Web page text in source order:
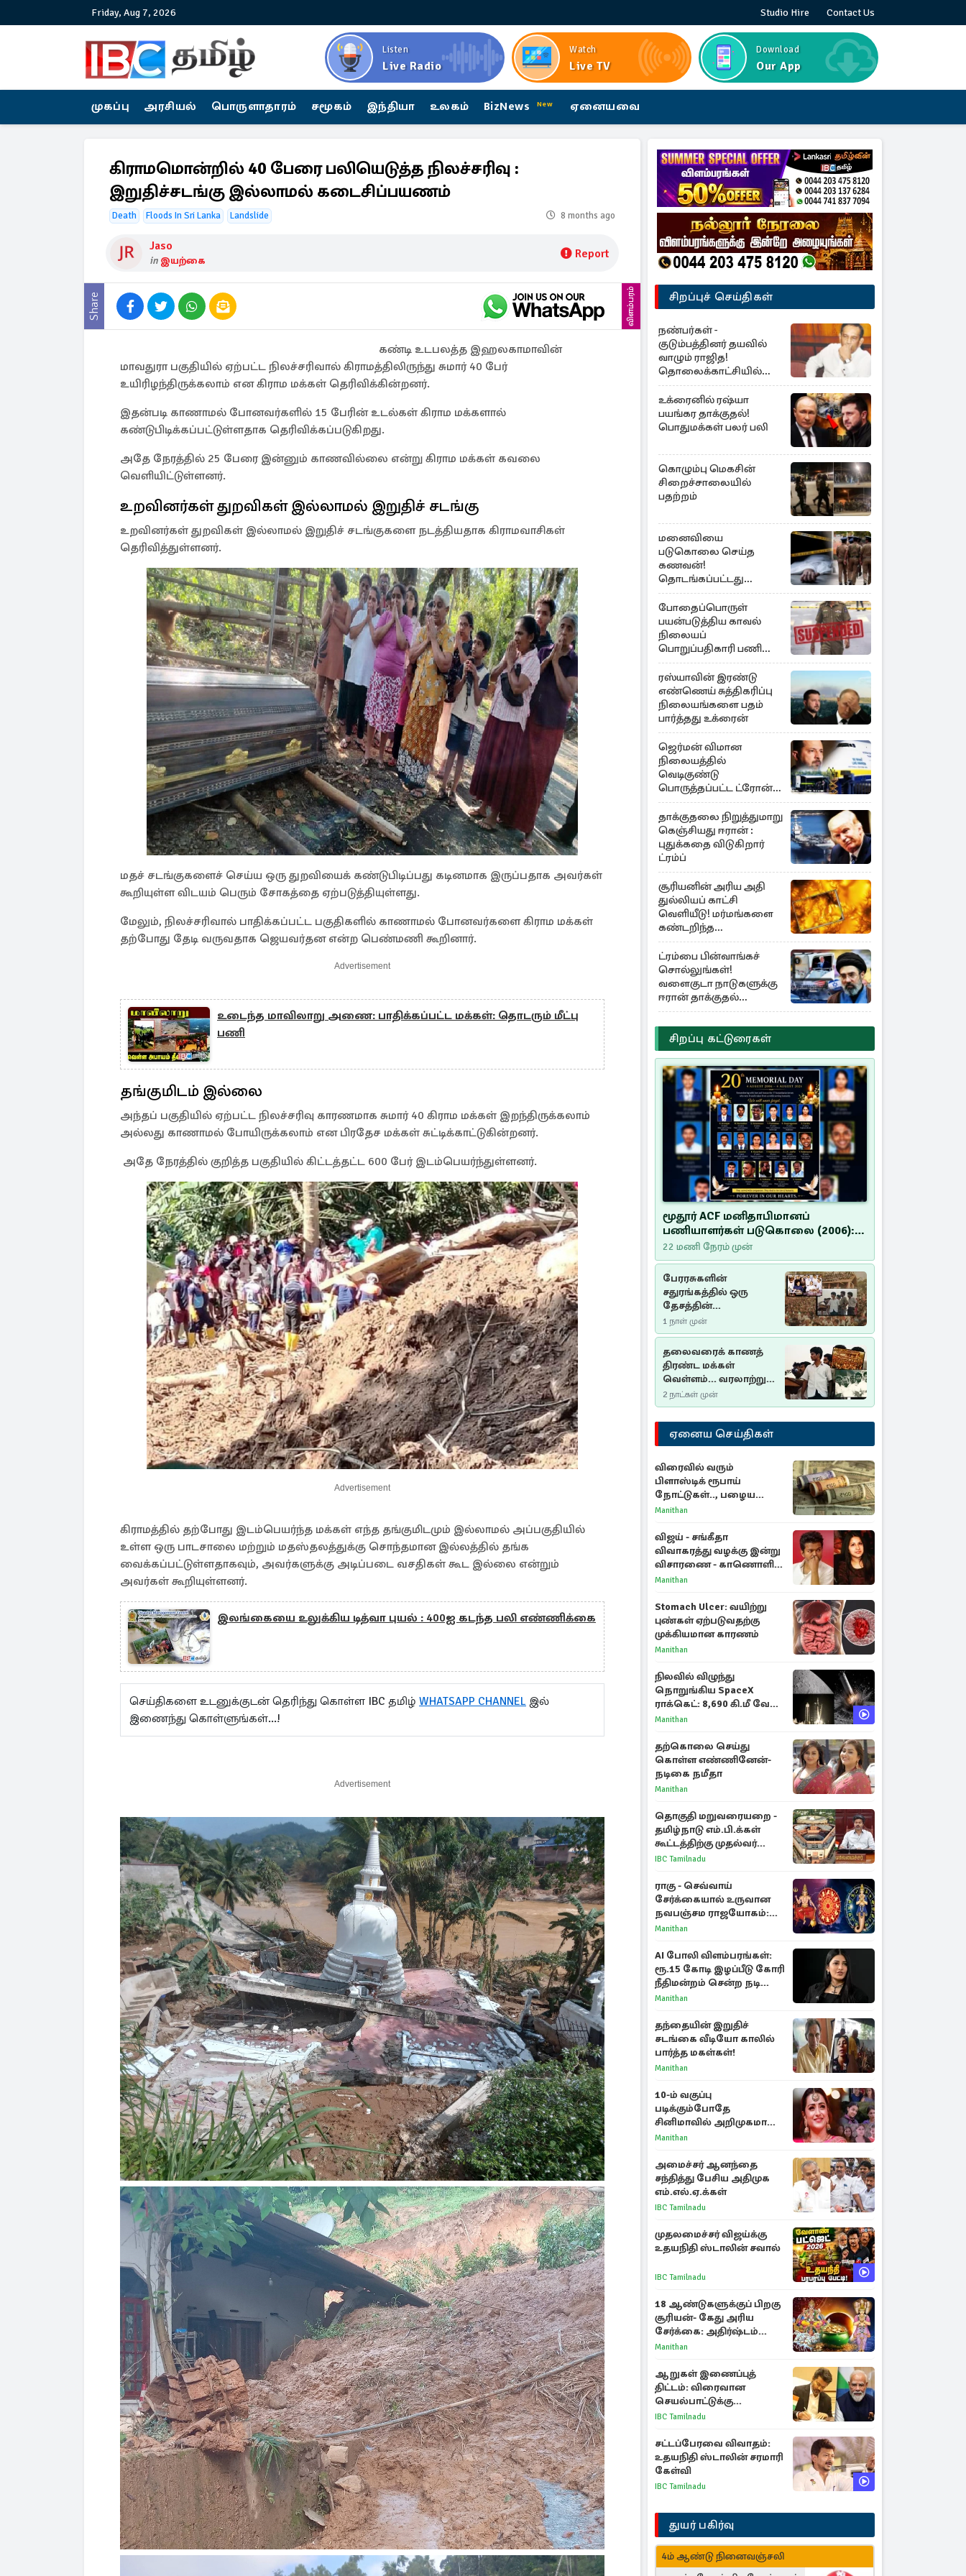
Friday, Aug 7, 2026 Studio Hire Contact Us
Listen
Live Radio
Watch
Live TV
Download
Our App
முகப்பு அரசியல் பொருளாதாரம் சமூகம் இந்தியா உலகம் BizNews New ஏனையவை
கிராமமொன்றில் 40 பேரை பலியெடுத்த நிலச்சரிவு :
இறுதிச்சடங்கு இல்லாமல் கடைசிப்பயணம்
Death Floods In Sri Lanka Landslide 8 months ago
Jaso
in இயற்கை Report
Share விளம்பரம்
கண்டி உடபலத்த இஹலகாமாவின்
மாவதுரா பகுதியில் ஏற்பட்ட நிலச்சரிவால் கிராமத்திலிருந்து சுமார் 40 பேர்
உயிரிழந்திருக்கலாம் என கிராம மக்கள் தெரிவிக்கின்றனர்.
இதன்படி காணாமல் போனவர்களில் 15 பேரின் உடல்கள் கிராம மக்களால்
கண்டுபிடிக்கப்பட்டுள்ளதாக தெரிவிக்கப்படுகிறது.
அதே நேரத்தில் 25 பேரை இன்னும் காணவில்லை என்று கிராம மக்கள் கவலை
வெளியிட்டுள்ளனர்.
உறவினர்கள் துறவிகள் இல்லாமல் இறுதிச் சடங்கு
உறவினர்கள் துறவிகள் இல்லாமல் இறுதிச் சடங்குகளை நடத்தியதாக கிராமவாசிகள்
தெரிவித்துள்ளனர்.
மதச் சடங்குகளைச் செய்ய ஒரு துறவியைக் கண்டுபிடிப்பது கடினமாக இருப்பதாக அவர்கள்
கூறியுள்ள விடயம் பெரும் சோகத்தை ஏற்படுத்தியுள்ளது.
மேலும், நிலச்சரிவால் பாதிக்கப்பட்ட பகுதிகளில் காணாமல் போனவர்களை கிராம மக்கள்
தற்போது தேடி வருவதாக ஜெயவர்தன என்ற பெண்மணி கூறினார்.
Advertisement
உடைந்த மாவிலாறு அணை: பாதிக்கப்பட்ட மக்கள்: தொடரும் மீட்பு
பணி
தங்குமிடம் இல்லை
அந்தப் பகுதியில் ஏற்பட்ட நிலச்சரிவு காரணமாக சுமார் 40 கிராம மக்கள் இறந்திருக்கலாம்
அல்லது காணாமல் போயிருக்கலாம் என பிரதேச மக்கள் சுட்டிக்காட்டுகின்றனர்.
அதே நேரத்தில் குறித்த பகுதியில் கிட்டத்தட்ட 600 பேர் இடம்பெயர்ந்துள்ளனர்.
Advertisement
கிராமத்தில் தற்போது இடம்பெயர்ந்த மக்கள் எந்த தங்குமிடமும் இல்லாமல் அப்பகுதியில்
உள்ள ஒரு பாடசாலை மற்றும் மதஸ்தலத்துக்கு சொந்தமான இல்லத்தில் தங்க
வைக்கப்பட்டுள்ளதாகவும், அவர்களுக்கு அடிப்படை வசதிகள் கூட இல்லை என்றும்
அவர்கள் கூறியுள்ளனர்.
இலங்கையை உலுக்கிய டித்வா புயல் : 400ஐ கடந்த பலி எண்ணிக்கை
செய்திகளை உடனுக்குடன் தெரிந்து கொள்ள IBC தமிழ் WHATSAPP CHANNEL இல்
இணைந்து கொள்ளுங்கள்...!
Advertisement
சிறப்புச் செய்திகள்
நண்பர்கள் -
குடும்பத்தினர் தயவில்
வாழும் ராஜித!
தொலைக்காட்சியில்
குமுறல்
உக்ரைனில் ரஷ்யா
பயங்கர தாக்குதல்!
பொதுமக்கள் பலர் பலி
கொழும்பு மெகசின்
சிறைச்சாலையில்
பதற்றம்
மனைவியை
படுகொலை செய்த
கணவன்!
தொடங்கப்பட்டது
விசாரணை
போதைப்பொருள்
பயன்படுத்திய காவல்
நிலையப்
பொறுப்பதிகாரி பணி
இடைநீக்கம்
ரஸ்யாவின் இரண்டு
எண்ணெய் சுத்திகரிப்பு
நிலையங்களை பதம்
பார்த்தது உக்ரைன்
ஜெர்மன் விமான
நிலையத்தில்
வெடிகுண்டு
பொருத்தப்பட்ட ட்ரோன்!
தப்பியது உக்ரைன்
விமானம்
தாக்குதலை நிறுத்துமாறு
கெஞ்சியது ஈரான் :
புதுக்கதை விடுகிறார்
ட்ரம்ப்
சூரியனின் அரிய அதி
துல்லியப் காட்சி
வெளியீடு! மர்மங்களை
கண்டறிந்த
விஞ்ஞானிகள்
ட்ரம்பை பின்வாங்கச்
சொல்லுங்கள்!
வளைகுடா நாடுகளுக்கு
ஈரான் தாக்குதல்
எச்சரிக்கை
சிறப்பு கட்டுரைகள்
மூதூர் ACF மனிதாபிமானப்
பணியாளர்கள் படுகொலை (2006):
20 ஆண்டுகளாகியும் நீதி
மறுக்கப்பட்ட மனிதாபிமானப்
பேரவலம்
22 மணி நேரம் முன்
பேரரசுகளின்
சதுரங்கத்தில் ஒரு
தேசத்தின்
தீர்க்கதரிசனம் :
சுதுமலை பிரகடனம்
ஒரு வரலாற்றுப் பாடம்
1 நாள் முன்
தலைவரைக் காணத்
திரண்ட மக்கள்
வெள்ளம்... வரலாற்றுச்
சிறப்புமிக்க சுதுமலைப்
பிரகடனம்…
2 நாட்கள் முன்
ஏனைய செய்திகள்
விரைவில் வரும்
பிளாஸ்டிக் ரூபாய்
நோட்டுகள்.., பழைய
காகித நோட்டுகள்
Manithan
விஜய் - சங்கீதா
விவாகரத்து வழக்கு இன்று
விசாரணை - காணொளி
மூலம் ஆஜராக வாய்ப்பு
Manithan
Stomach Ulcer: வயிற்று
புண்கள் ஏற்படுவதற்கு
முக்கியமான காரணம்
Manithan
நிலவில் விழுந்து
நொறுங்கிய SpaceX
ராக்கெட்: 8,690 கி.மீ வேக
மோதலால் உருவான புதிய
Manithan
தற்கொலை செய்து
கொள்ள எண்ணினேன்-
நடிகை நமீதா
Manithan
தொகுதி மறுவரையறை -
தமிழ்நாடு எம்.பி.க்கள்
கூட்டத்திற்கு முதல்வர்
விஜய் அழைப்பு
IBC Tamilnadu
ராகு - செவ்வாய்
சேர்க்கையால் உருவான
நவபஞ்சம ராஜயோகம்:
அதிர்ஷ்டம் பெறும் 3
Manithan
AI போலி விளம்பரங்கள்:
ரூ.15 கோடி இழப்பீடு கோரி
நீதிமன்றம் சென்ற நடிகை
ஸ்ருதி ஹாசன்!
Manithan
தந்தையின் இறுதிச்
சடங்கை வீடியோ காலில்
பார்த்த மகள்கள்!
Manithan
10-ம் வகுப்பு
படிக்கும்போதே
சினிமாவில் அறிமுகமான
த்ரிஷா! உண்மையை
காந்தி
Manithan
அமைச்சர் ஆனந்தை
சந்தித்து பேசிய அதிமுக
எம்.எல்.ஏ.க்கள்
IBC Tamilnadu
முதலமைச்சர் விஜய்க்கு
உதயநிதி ஸ்டாலின் சவால்
IBC Tamilnadu
18 ஆண்டுகளுக்குப் பிறகு
சூரியன்- கேது அரிய
சேர்க்கை: அதிர்ஷ்டம்
பெறும் 3 ராசிகள்!
Manithan
ஆறுகள் இணைப்புத்
திட்டம்: விரைவான
செயல்பாட்டுக்கு
பிரதமருக்கு முதலமைச்சர்
IBC Tamilnadu
சட்டப்பேரவை விவாதம்:
உதயநிதி ஸ்டாலின் சரமாரி
கேள்வி
IBC Tamilnadu
துயர் பகிர்வு
4ம் ஆண்டு நினைவஞ்சலி